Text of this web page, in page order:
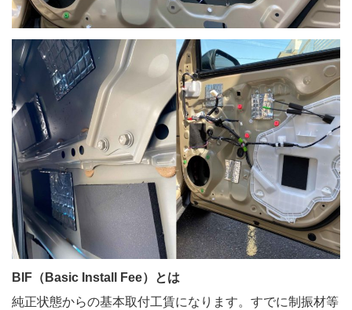
BIF （ Basic Install Fee）とは
純正状態からの基本取付工賃になります。すでに制振材等